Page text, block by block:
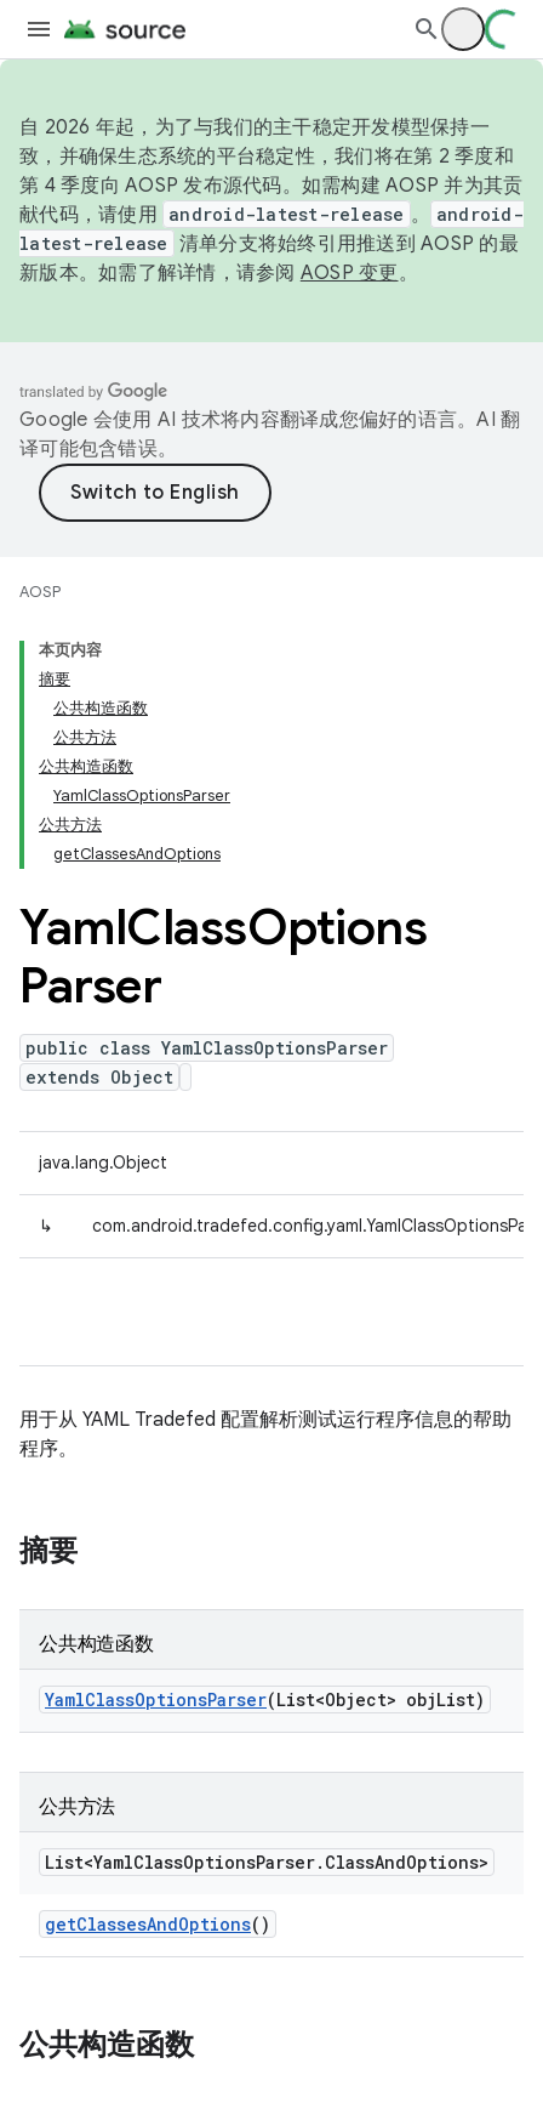
自 2026 年起，为了与我们的主干稳定开发模型保持一
致，并确保生态系统的平台稳定性，我们将在第 2 季度和
第 4 季度向 AOSP 发布源代码。如需构建 AOSP 并为其贡
献代码，请使用 android-latest-release 。
android-
latest-release 清单分支将始终引用推送到 AOSP 的最
新版本。如需了解详情，请参阅 AOSP 变更。
Google 会使用 AI 技术将内容翻译成您偏好的语言。AI 翻
译可能包含错误。
AOSP
本页内容
摘要
公共构造函数
公共方法
公共构造函数
YamlClassOptionsParser
公共方法
getClassesAndOptions
YamlClassOptions
Parser
public class YamlClassOptionsParser
extends Object
java.lang.Object
↳
用于从 YAML Tradefed 配置解析测试运行程序信息的帮助
程序。
摘要
公共构造函数
YamlClassOptionsParser(List<Object> objList)
公共方法
List<YamlClassOptionsParser. ClassAndOptions>
getClassesAndOptions()
公共构造函数